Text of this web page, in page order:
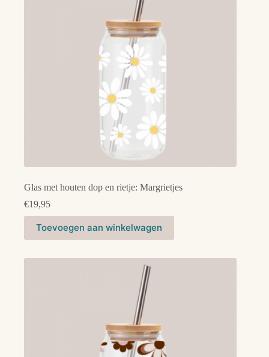
Glas met houten dop en rietje: Margrietjes
€19,95
Toevoegen aan winkelwagen